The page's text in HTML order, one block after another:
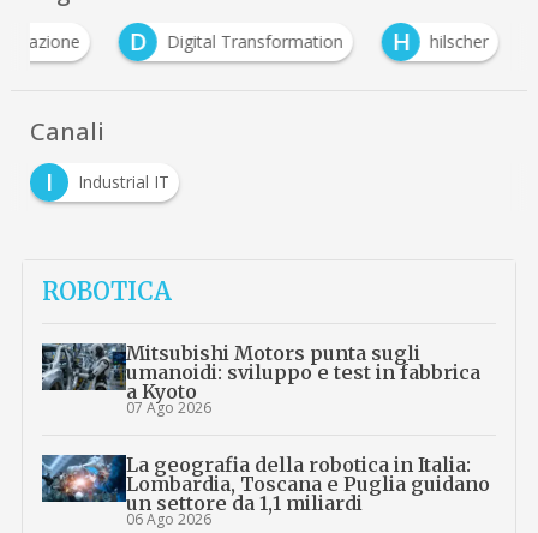
D Digital Transformation H hilscher
Canali
I
Industrial IT
ROBOTICA
Mitsubishi Motors punta sugli
umanoidi: sviluppo e test in fabbrica
a Kyoto
07 Ago 2026
La geografia della robotica in Italia:
Lombardia, Toscana e Puglia guidano
un settore da 1,1 miliardi
06 Ago 2026